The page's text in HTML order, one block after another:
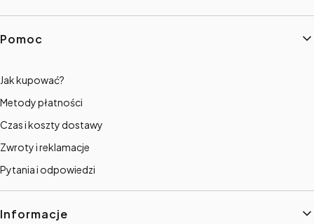
Linki w stopce
Pomoc
Jak kupować?
Metody płatności
Czas i koszty dostawy
Zwroty i reklamacje
Pytania i odpowiedzi
Informacje